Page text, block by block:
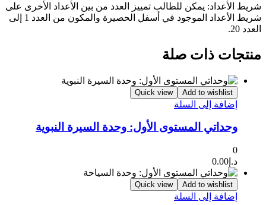
شريط الأعداد: يمكن للطالب تمييز العدد من بين الأعداد الأخرى على
شريط الأعداد الموجود في أسفل الحصيرة والمكون من العدد 1 إلى
العدد 20.
منتجات ذات صلة
Add to wishlist
Quick view
إضافة إلى السلة
وحداتي المستوى الأول: وحدة السيرة النبوية
0
د.إ 0.00
Add to wishlist
Quick view
إضافة إلى السلة